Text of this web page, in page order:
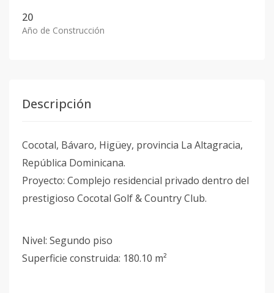
20
Año de Construcción
Descripción
Cocotal, Bávaro, Higüey, provincia La Altagracia,
República Dominicana.
Proyecto: Complejo residencial privado dentro del
prestigioso Cocotal Golf & Country Club.
Nivel: Segundo piso
Superficie construida: 180.10 m²